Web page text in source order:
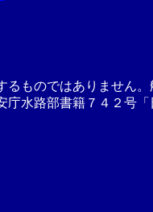
るものではありません
庁水路部書籍７４２号